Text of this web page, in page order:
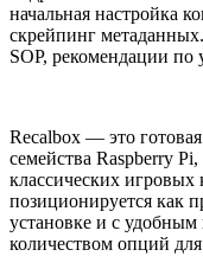
начальная настройка
скрейпинг
SOP, рекомендации
Recalbox — это
семейства Raspberry
классических
позиционируется как
установке и с
количеством опций